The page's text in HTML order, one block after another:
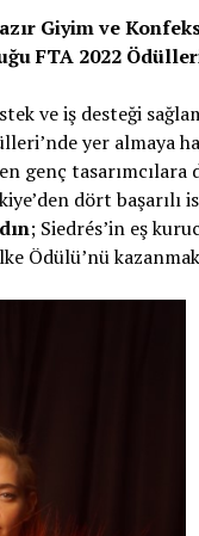
Giyim ve
FTA 2022
ve iş desteği
yer almaya
genç tasarımcılara
dört başarılı
; Siedrés’in eş
Ödülü’nü